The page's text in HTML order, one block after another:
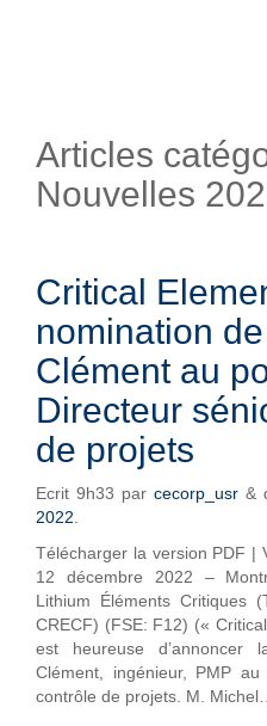
Articles
Nouvelles
Critical
nomination
Clément au
Directeur
de projets
Ecrit 9h33 par cecorp_usr &
2022
Télécharger la version PDF |
12 décembre 2022 –
Lithium Éléments Critiques
CRECF) (FSE: F12) («
est heureuse
Clément, ingénieur, PMP
contrôle de projets. M.